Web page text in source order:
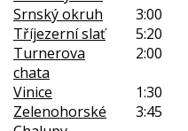
Srnský okruh
3:00
Tříjezerní slať
5:20
Turnerova
chata
2:00
Vinice
1:30
Zelenohorské
3:45